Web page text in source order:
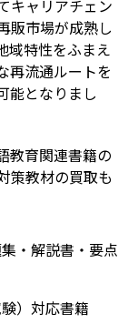
キャリアチェン
販市場が成熟し
域特性をふまえ
再流通ルートを
能となりまし
教育関連書籍の
策教材の買取も
・解説書・要点
）対応書籍